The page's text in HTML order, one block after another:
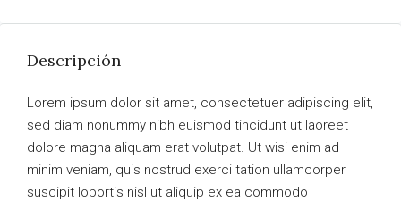
Descripción
Lorem ipsum dolor sit amet, consectetuer adipiscing elit,
sed diam nonummy nibh euismod tincidunt ut laoreet
dolore magna aliquam erat volutpat. Ut wisi enim ad
minim veniam, quis nostrud exerci tation ullamcorper
suscipit lobortis nisl ut aliquip ex ea commodo